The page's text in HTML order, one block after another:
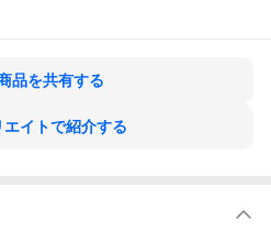
し）
じられないアイテム
ッグ
品を共有する
エイトで紹介する